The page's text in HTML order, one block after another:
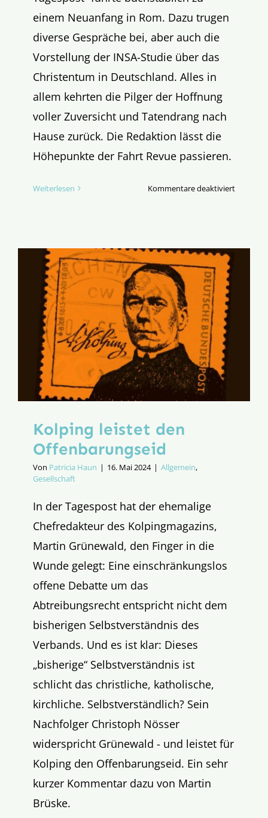
einem Neuanfang in Rom. Dazu trugen
diverse Gespräche bei, aber auch die
Vorstellung der INSA-Studie über das
Christentum in Deutschland. Alles in
allem kehrten die Pilger der Hoffnung
voller Zuversicht und Tatendrang nach
Hause zurück. Die Redaktion lässt die
Höhepunkte der Fahrt Revue passieren.
Weiterlesen Kommentare deaktiviertfür
Kolping leistet den
Offenbarungseid
Von Patricia Haun | 16. Mai 2024 | Allgemein,
Gesellschaft
In der Tagespost hat der ehemalige
Chefredakteur des Kolpingmagazins,
Martin Grünewald, den Finger in die
Wunde gelegt: Eine einschränkungslos
offene Debatte um das
Abtreibungsrecht entspricht nicht dem
bisherigen Selbstverständnis des
Verbands. Und es ist klar: Dieses
„bisherige“ Selbstverständnis ist
schlicht das christliche, katholische,
kirchliche. Selbstverständlich? Sein
Nachfolger Christoph Nösser
widerspricht Grünewald - und leistet für
Kolping den Offenbarungseid. Ein sehr
kurzer Kommentar dazu von Martin
Brüske.